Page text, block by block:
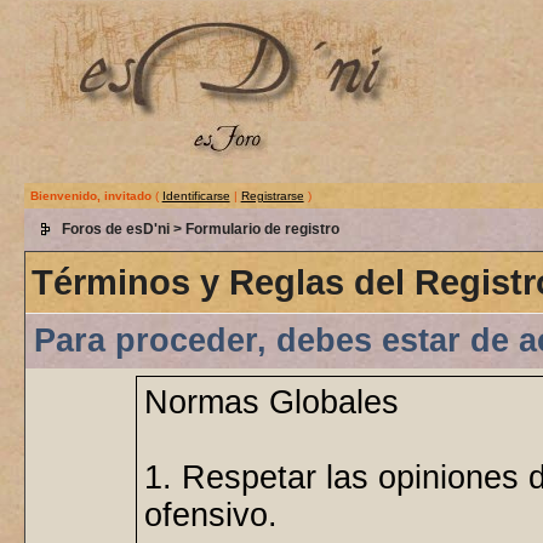
Bienvenido, invitado( Identificarse | Registrarse )
Foros de esD'ni> Formulario de registro
Términos y Reglas del
Para proceder, debes estar de
Normas Globales
1. Respetar las opiniones
ofensivo.